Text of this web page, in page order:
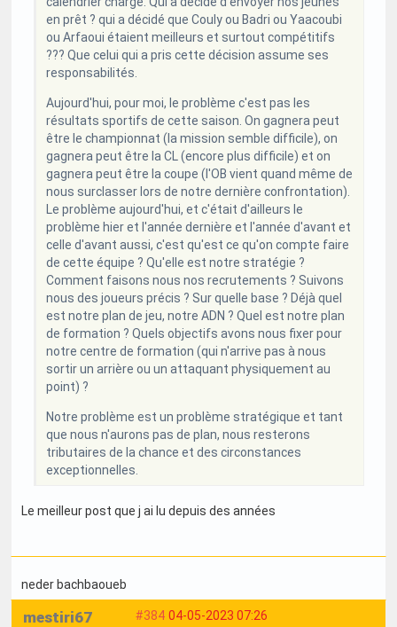
en prêt ? qui a décidé que Couly ou Badri ou Yaacoubi
ou Arfaoui étaient meilleurs et surtout compétitifs
??? Que celui qui a pris cette décision assume ses
responsabilités.
Aujourd'hui, pour moi, le problème c'est pas les
résultats sportifs de cette saison. On gagnera peut
être le championnat (la mission semble difficile), on
gagnera peut être la CL (encore plus difficile) et on
gagnera peut être la coupe (l'OB vient quand même de
nous surclasser lors de notre dernière confrontation).
Le problème aujourd'hui, et c'était d'ailleurs le
problème hier et l'année dernière et l'année d'avant et
celle d'avant aussi, c'est qu'est ce qu'on compte faire
de cette équipe ? Qu'elle est notre stratégie ?
Comment faisons nous nos recrutements ? Suivons
nous des joueurs précis ? Sur quelle base ? Déjà quel
est notre plan de jeu, notre ADN ? Quel est notre plan
de formation ? Quels objectifs avons nous fixer pour
notre centre de formation (qui n'arrive pas à nous
sortir un arrière ou un attaquant physiquement au
point) ?
Notre problème est un problème stratégique et tant
que nous n'aurons pas de plan, nous resterons
tributaires de la chance et des circonstances
exceptionnelles.
Le meilleur post que j ai lu depuis des années
neder bachbaoueb
#384 04-05-2023 07:26
mestiri67